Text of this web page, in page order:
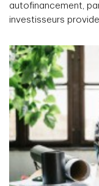
autofinancement,
investisseurs